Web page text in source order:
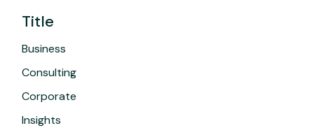
Title
Business
Consulting
Corporate
Insights